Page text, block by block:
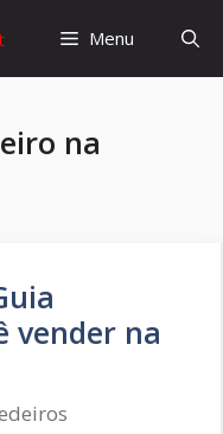
Menu
na
vender na